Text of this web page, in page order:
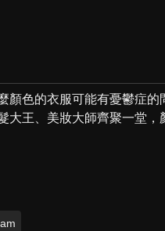
顏色的衣服可能有憂鬱症
大王、美妝大師齊聚一堂